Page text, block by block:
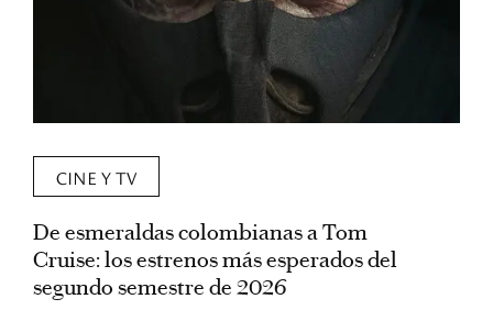
CINE Y TV
De esmeraldas colombianas a Tom
Cruise: los estrenos más esperados del
segundo semestre de 2026